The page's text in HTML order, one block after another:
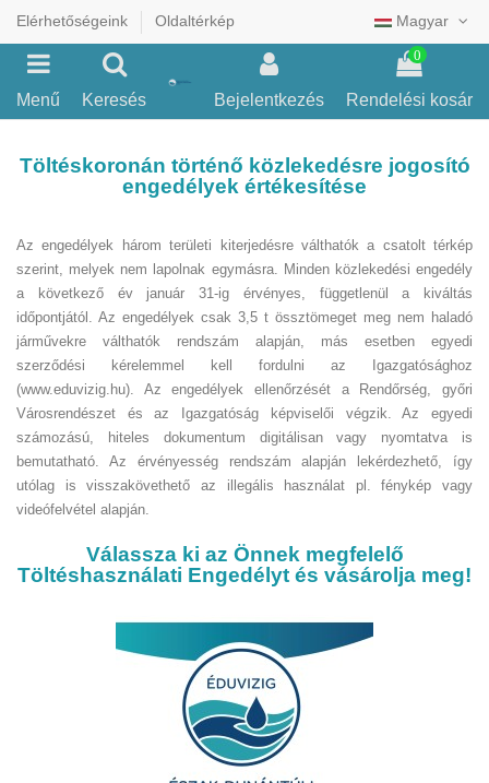
Elérhetőségeink Oldaltérkép Magyar
Menű Keresés Bejelentkezés
0
Rendelési kosár
Töltéskoronán történő közlekedésre jogosító
engedélyek értékesítése
Az engedélyek három területi kiterjedésre válthatók a csatolt térkép
szerint, melyek nem lapolnak egymásra. Minden közlekedési engedély
a következő év január 31-ig érvényes, függetlenül a kiváltás
időpontjától. Az engedélyek csak 3,5 t össztömeget meg nem haladó
járművekre válthatók rendszám alapján, más esetben egyedi
szerződési kérelemmel kell fordulni az Igazgatósághoz
(www.eduvizig.hu). Az engedélyek ellenőrzését a Rendőrség, győri
Városrendészet és az Igazgatóság képviselői végzik. Az egyedi
számozású, hiteles dokumentum digitálisan vagy nyomtatva is
bemutatható. Az érvényesség rendszám alapján lekérdezhető, így
utólag is visszakövethető az illegális használat pl. fénykép vagy
videófelvétel alapján.
Válassza ki az Önnek megfelelő
Töltéshasználati Engedélyt és vásárolja meg!